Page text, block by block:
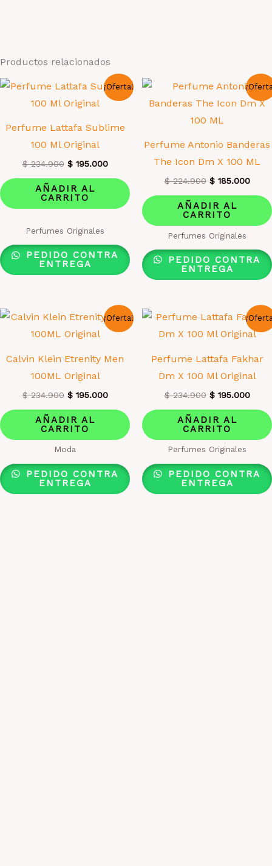
Productos relacionados
¡Oferta!
Perfume Lattafa Sublime
100 Ml Original
$234.900 El
original
era:
$ 234.900.
$195.000El
actual
$ 195.000.
AÑADIR AL
CARRITO
Valorado
1.00
de
5
Perfumes Originales
PEDIDO CONTRA
ENTREGA
Perfume Antonio Banderas
The Icon Dm X 100 ML
$224.900 El
original
era:
$ 224.900.
$185.000El
$
AÑADIR AL
CARRITO
Perfumes Originales
PEDIDO CONTRA
ENTREGA
¡Oferta!
Calvin Klein Etrenity Men
100ML Original
$234.900 El
original
era:
$ 234.900.
$195.000El
actual
$ 195.000.
AÑADIR AL
CARRITO
Moda
PEDIDO CONTRA
ENTREGA
Perfume Lattafa Fakhar
Dm X 100 Ml Original
$234.900 El
original
era:
$ 234.900.
$195.000El
$
AÑADIR AL
CARRITO
Perfumes Originales
PEDIDO CONTRA
ENTREGA